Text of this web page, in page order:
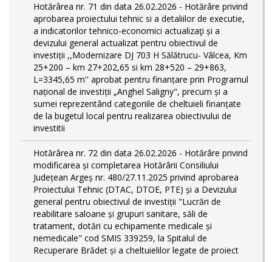
Hotărârea nr. 71 din data 26.02.2026 - Hotărâre privind
aprobarea proiectului tehnic si a detaliilor de executie,
a indicatorilor tehnico-economici actualizaţi și a
devizului general actualizat pentru obiectivul de
investiții ,,Modernizare DJ 703 H Sălătrucu- Vâlcea, Km
25+200 – km 27+202,65 si km 28+520 – 29+863,
L=3345,65 m'' aprobat pentru finanțare prin Programul
național de investiții „Anghel Saligny", precum și a
sumei reprezentând categoriile de cheltuieli finanțate
de la bugetul local pentru realizarea obiectivului de
investitii
Hotărârea nr. 72 din data 26.02.2026 - Hotărâre privind
modificarea și completarea Hotărârii Consiliului
Județean Argeș nr. 480/27.11.2025 privind aprobarea
Proiectului Tehnic (DTAC, DTOE, PTE) și a Devizului
general pentru obiectivul de investiții "Lucrări de
reabilitare saloane și grupuri sanitare, săli de
tratament, dotări cu echipamente medicale și
nemedicale" cod SMIS 339259, la Spitalul de
Recuperare Brădet și a cheltuielilor legate de proiect